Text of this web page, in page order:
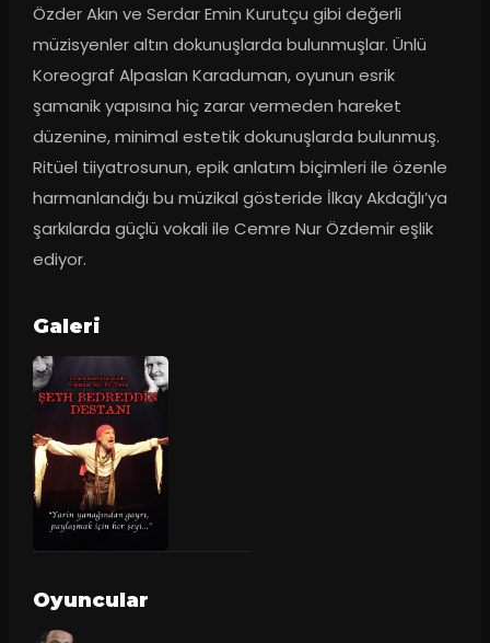
Özder Akın ve Serdar Emin Kurutçu gibi değerli
müzisyenler altın dokunuşlarda bulunmuşlar. Ünlü
Koreograf Alpaslan Karaduman, oyunun esrik
şamanik yapısına hiç zarar vermeden hareket
düzenine, minimal estetik dokunuşlarda bulunmuş.
Ritüel tiiyatrosunun, epik anlatım biçimleri ile özenle
harmanlandığı bu müzikal gösteride İlkay Akdağlı’ya
şarkılarda güçlü vokali ile Cemre Nur Özdemir eşlik
ediyor.
Galeri
Oyuncular